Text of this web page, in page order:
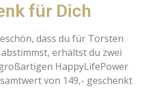
für Dich
dass du für Torsten
erhältst du zwei
HappyLifePower
von 149,- geschenkt